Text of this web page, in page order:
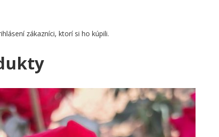
zákazníci, ktorí si ho kúpili.